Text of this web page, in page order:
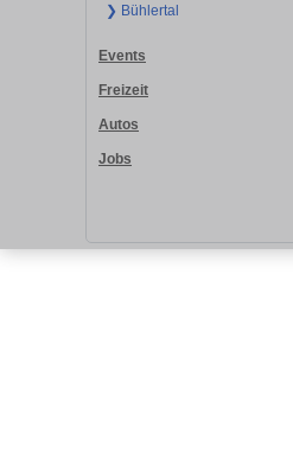
❯ Bühlertal
Events
Freizeit
Autos
Jobs